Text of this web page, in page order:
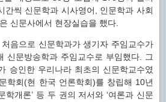
간씩 신문학과 시사영어, 인문학과 사회
신문사에서 현장실습을 했다.
음으로 신문학과가 생기자 주임교수가
신문방송학과 주임교수로 부임했다. 그
승인한 우리나라 최초의 신문학교수였
학회(현 한국 언론학회)를 창립해 10년
학개론’ 등 두 권의 저서와 ‘여론과 신문